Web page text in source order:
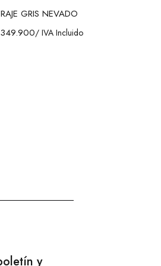
GRIS NEVADO
349.900/ IVA Incluido
y